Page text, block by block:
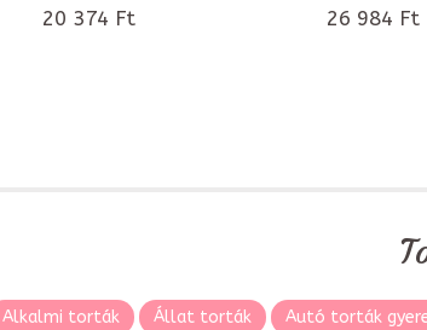
20 374 Ft 26 984 Ft
Alkalmi torták Állat torták Autó torták